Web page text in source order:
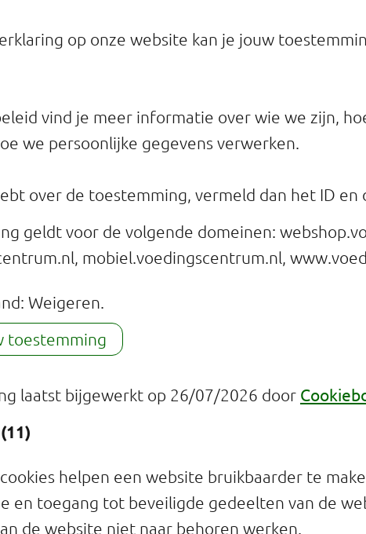
op onze website kan je jouw
vind je meer informatie over wie we zijn,
we persoonlijke gegevens verwerken.
over de toestemming, vermeld dan het ID
geldt voor de volgende domeinen:
mobiel.voedingscentrum.nl,
Weigeren.
toestemming
laatst bijgewerkt op 26/07/2026 door
helpen een website bruikbaarder te
en toegang tot beveiligde gedeelten van de
de website niet naar behoren werken.